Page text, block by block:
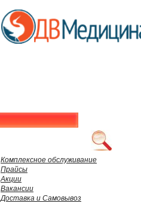
Комплексное обслуживание
Прайсы
Акции
Вакансии
Доставка и Самовывоз